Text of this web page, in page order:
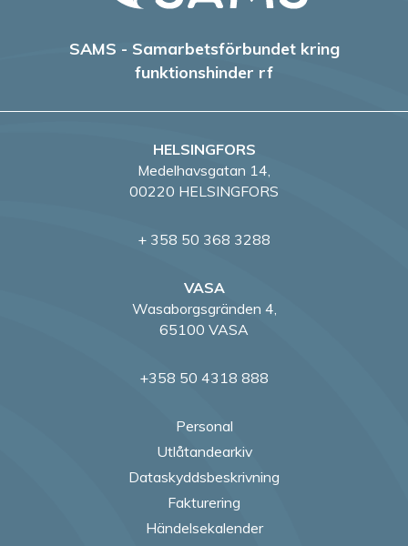
SAMS - Samarbetsförbundet kring
funktionshinder rf
HELSINGFORS
Medelhavsgatan 14,
00220 HELSINGFORS
+ 358 50 368 3288
VASA
Wasaborgsgränden 4,
65100 VASA
+358 50 4318 888
Personal
Utlåtandearkiv
Dataskyddsbeskrivning
Fakturering
Händelsekalender